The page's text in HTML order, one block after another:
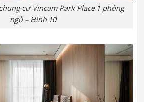
cư Vincom Park Place 1 phòng
ngủ – Hình 10